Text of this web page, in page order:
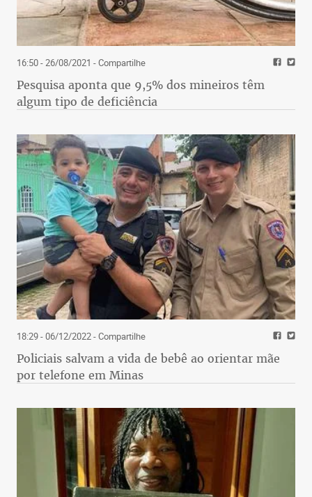
16:50 - 26/08/2021 - Compartilhe
Pesquisa aponta que 9,5% dos mineiros têm
algum tipo de deficiência
18:29 - 06/12/2022- Compartilhe
Policiais salvam a vida de bebê ao orientar mãe
por telefone em Minas